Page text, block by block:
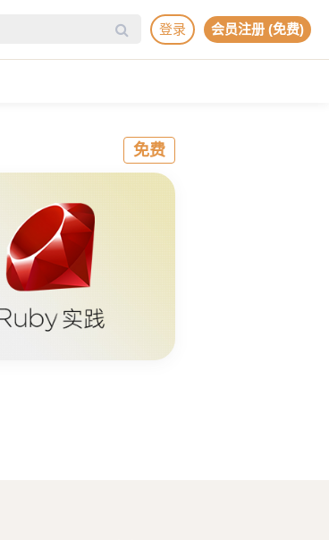
登录 会员注册 (免费)
免费